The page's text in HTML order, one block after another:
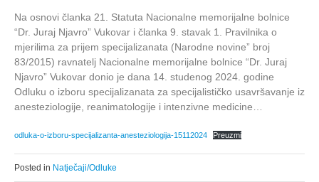
Na osnovi članka 21. Statuta Nacionalne memorijalne bolnice
“Dr. Juraj Njavro” Vukovar i članka 9. stavak 1. Pravilnika o
mjerilima za prijem specijalizanata (Narodne novine” broj
83/2015) ravnatelj Nacionalne memorijalne bolnice “Dr. Juraj
Njavro” Vukovar donio je dana 14. studenog 2024. godine
Odluku o izboru specijalizanata za specijalističko usavršavanje iz
anesteziologije, reanimatologije i intenzivne medicine…
odluka-o-izboru-specijalizanta-anesteziologija-15112024 Preuzmi
Posted in Natječaji/Odluke